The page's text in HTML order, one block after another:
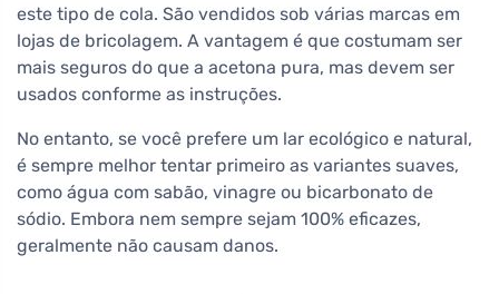
este tipo de cola. São vendidos sob várias marcas em
lojas de bricolagem. A vantagem é que costumam ser
mais seguros do que a acetona pura, mas devem ser
usados conforme as instruções.
No entanto, se você prefere um lar ecológico e natural,
é sempre melhor tentar primeiro as variantes suaves,
como água com sabão, vinagre ou bicarbonato de
sódio. Embora nem sempre sejam 100% eficazes,
geralmente não causam danos.